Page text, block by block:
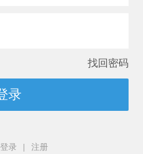
找回密码
录
登录 |
注册